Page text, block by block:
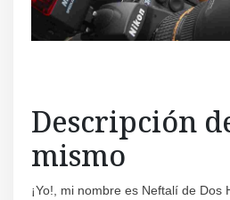
Descripción
mismo
¡Yo!, mi nombre es Neftalí de Dos